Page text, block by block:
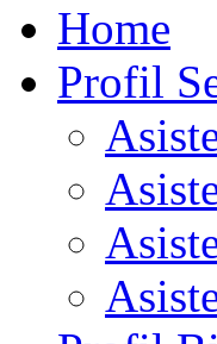
Home
Profil